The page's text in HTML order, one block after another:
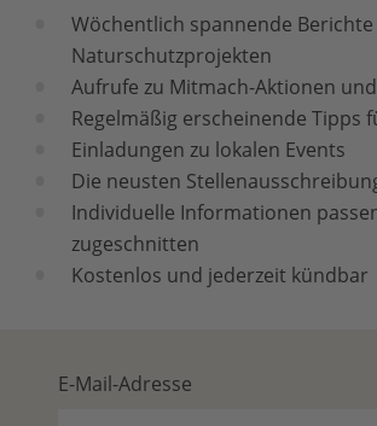
Wöchentlich spannende
Naturschutzprojekten
Aufrufe zu Mitmach-Aktionen
Regelmäßig erscheinende Tipps
Einladungen zu lokalen Events
Die neusten
Individuelle Informationen
zugeschnitten
Kostenlos und jederzeit kündbar
E-Mail-Adresse